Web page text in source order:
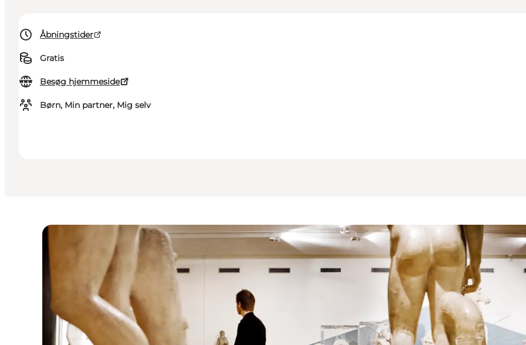
Åbningstider
Gratis
Besøg hjemmeside
Børn, Min partner, Mig selv